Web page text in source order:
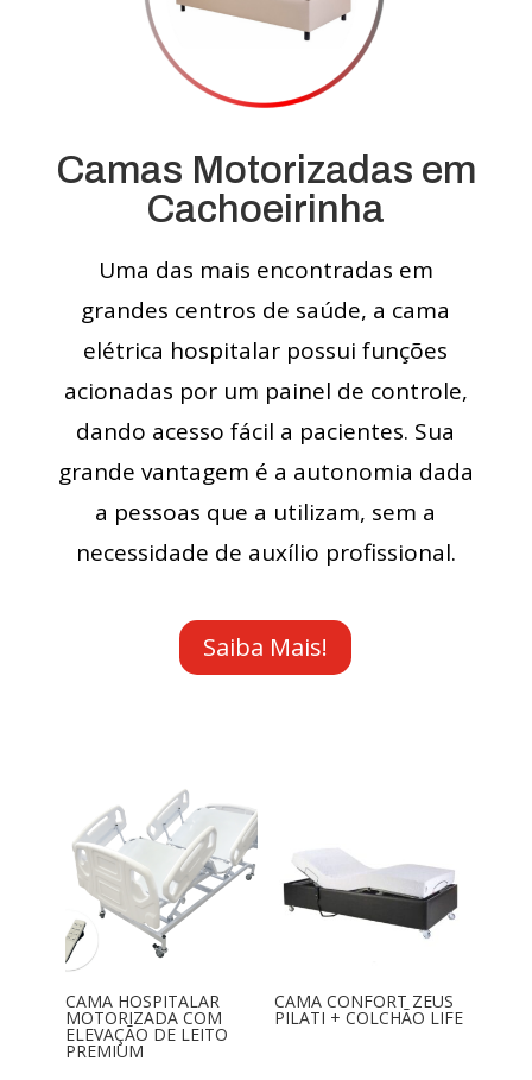
Camas Motorizadas em
Cachoeirinha
Uma das mais encontradas em
grandes centros de saúde, a cama
elétrica hospitalar possui funções
acionadas por um painel de controle,
dando acesso fácil a pacientes. Sua
grande vantagem é a autonomia dada
a pessoas que a utilizam, sem a
necessidade de auxílio profissional.
Saiba Mais!
CAMA HOSPITALAR
MOTORIZADA COM
ELEVAÇÃO DE LEITO
PREMIUM
CAMA CONFORT ZEUS
PILATI + COLCHÃO LIFE